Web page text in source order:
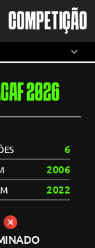
COMPETIÇÃO
2026
6
2006
2022